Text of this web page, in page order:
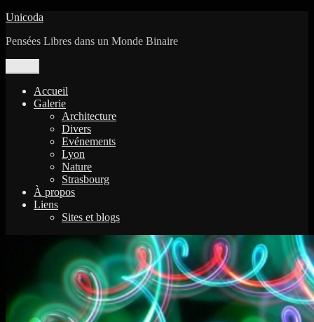
Aller
contenu
Unicoda
Pensées Libres dans un Monde Binaire
Accueil
Galerie
Architecture
Divers
Evénements
Lyon
Nature
Strasbourg
À propos
Liens
Sites et blogs